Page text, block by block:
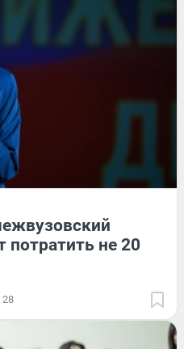
потратить не 20
28